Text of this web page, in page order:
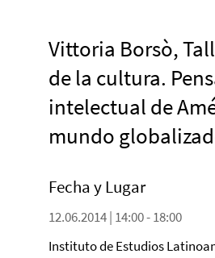
Vittoria Borsò,
de la cultura.
intelectual de
mundo
Fecha y Lugar
12.06.2014 | 14:00 - 18:00
Instituto de Estudios